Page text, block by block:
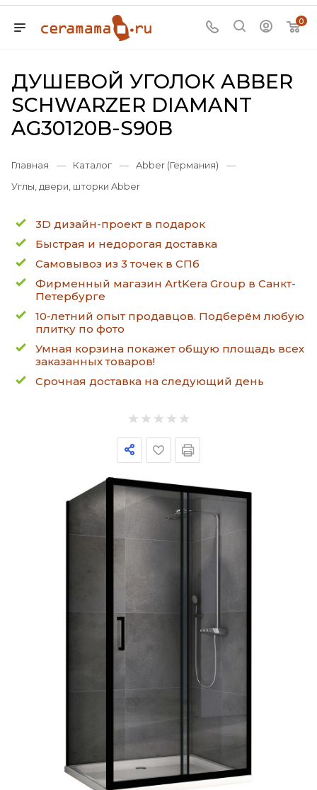
0
ДУШЕВОЙ УГОЛОК ABBER
SCHWARZER DIAMANT
AG30120B-S90B
Главная — Каталог — Abber (Германия)
—
Углы, двери, шторки Abber
3D дизайн-проект в подарок
Быстрая и недорогая доставка
Самовывоз из 3 точек в СПб
Фирменный магазин ArtKera Group в Санкт-
Петербурге
10-летний опыт продавцов. Подберём любую
плитку по фото
Умная корзина покажет общую площадь всех
заказанных товаров!
Срочная доставка на следующий день